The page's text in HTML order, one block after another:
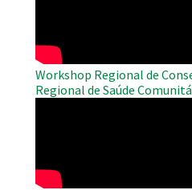
Workshop Regional de
Regional de Saúde